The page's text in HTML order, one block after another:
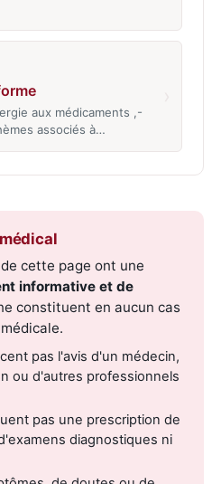
aux médicaments ,-
associés à…
cette page ont une
informative et de
constituent en aucun cas
pas l'avis d'un médecin,
ou d'autres professionnels
pas une prescription de
diagnostiques ni